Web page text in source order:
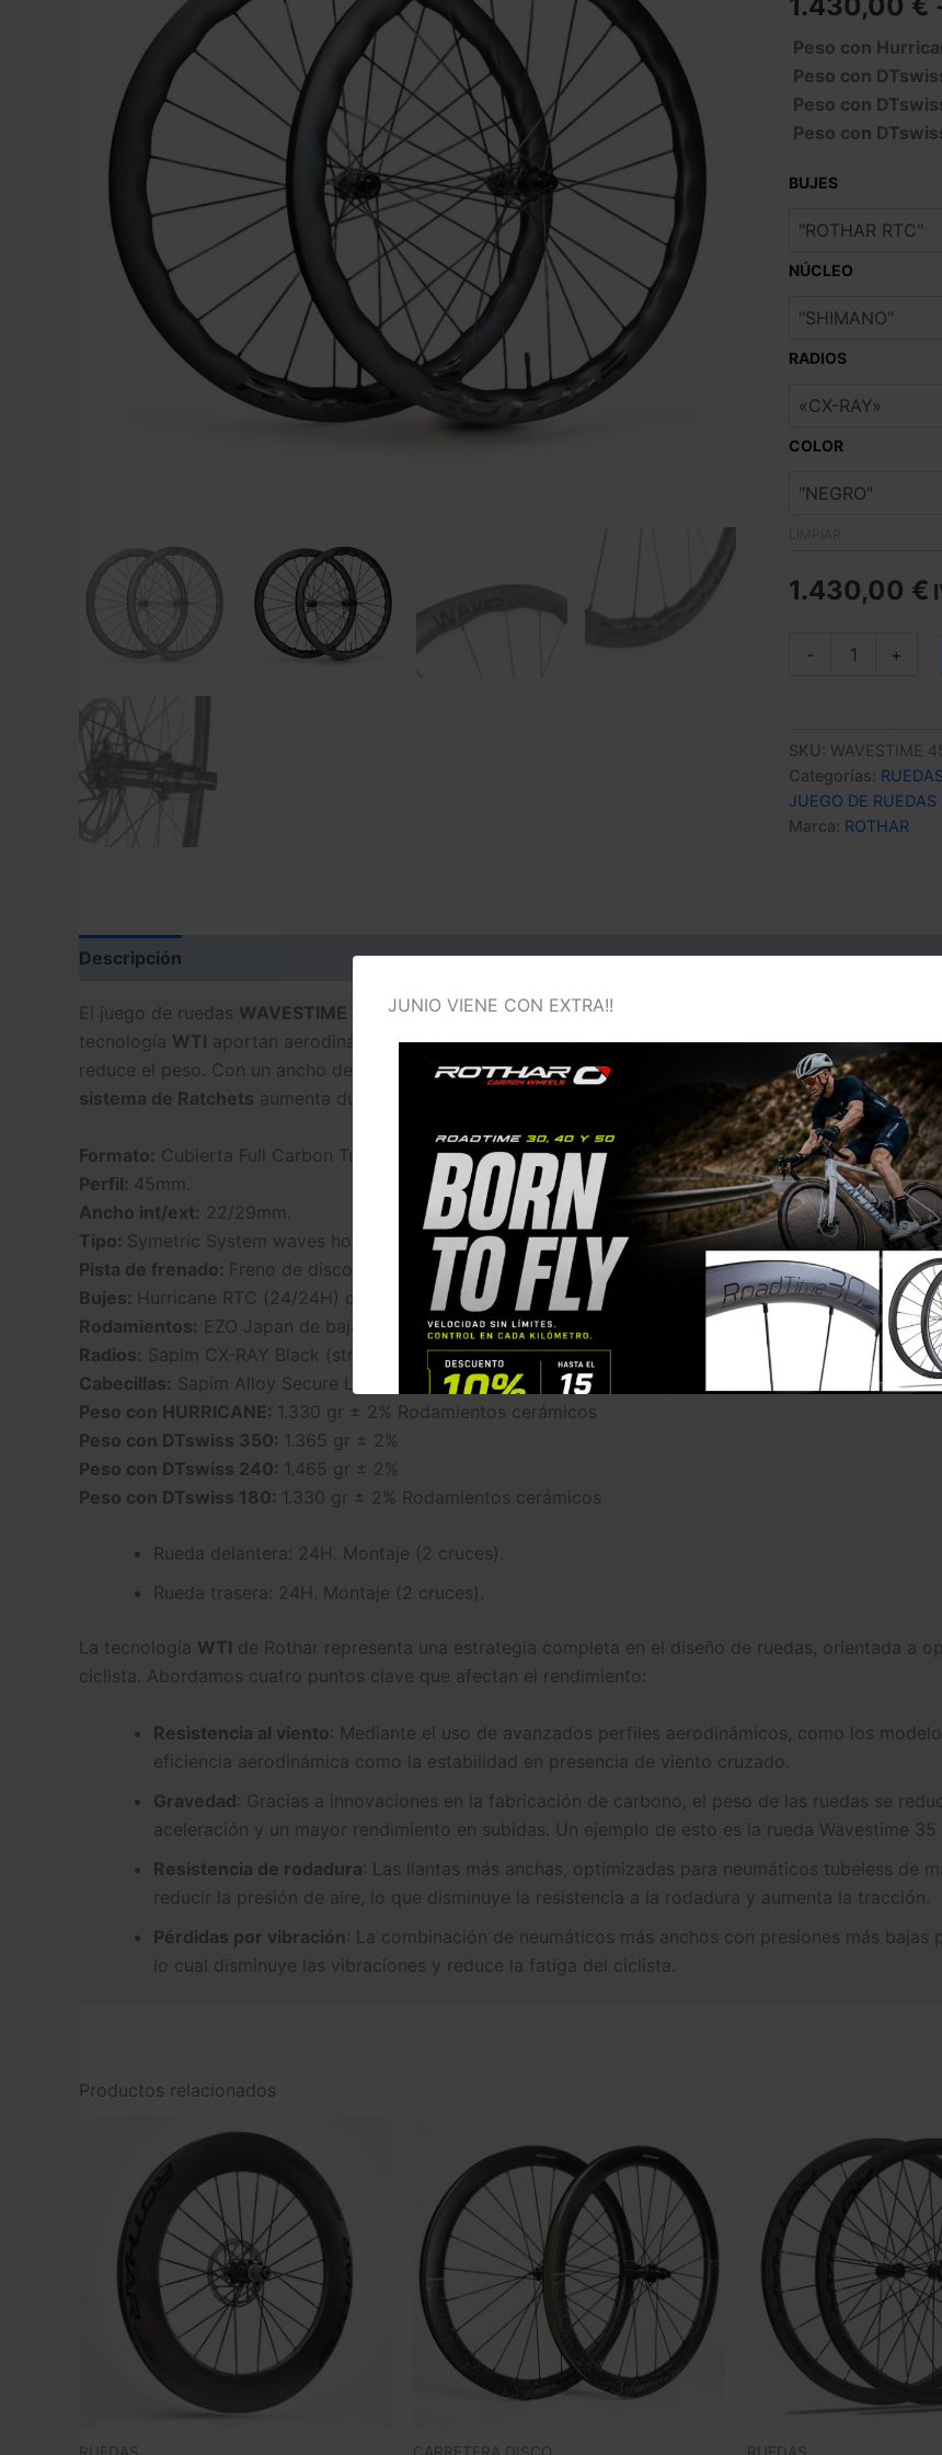
JUNIO VIENE CON EXTRA!!
Peso con
Peso con
Peso con
Peso con
BUJES
NÚCLEO
RADIOS
COLOR
1.430,00 €
- +
SKU: WAVESTIME
Categorías: RUEDAS
JUEGO DE RUEDAS
Marca: ROTHAR
Descripción Información adicional Valoraciones (0)
El juego de ruedas WAVESTIME de ROTHARestá diseñado para máxima velocidad y versatilidad en
tecnología WTI aportan aerodinámica y estabilidad en vientos cruzados. Gracias a los sistemas
reduce el peso. Con un ancho de 23 mm, permite usar neumáticos más anchos a menor presión,
sistema de Ratchets aumenta durabilidad y reduce fricción.
Formato: Cubierta Full Carbon Tubeless Ready.
Perfil: 45mm.
Ancho int/ext: 22/29mm.
Tipo: Symetric System waves hookless.
Pista de frenado: Freno de disco (sin pista de frenado).
Bujes: Hurricane RTC (24/24H) con radios de tiro recto. Sistema de Ratchets.
Rodamientos: EZO Japan de baja fricción.
Radios: Sapim CX-RAY Black (straight pull)
Cabecillas: Sapim Alloy Secure Lock 16mm.
Peso con HURRICANE: 1.330 gr ± 2% Rodamientos cerámicos
Peso con DTswiss 350: 1.365 gr ± 2%
Peso con DTswiss 240: 1.465 gr ± 2%
Peso con DTswiss 180: 1.330 gr ± 2% Rodamientos cerámicos
Rueda delantera: 24H. Montaje (2 cruces).
Rueda trasera: 24H. Montaje (2 cruces).
La tecnología WTI de Rothar representa una estrategia completa en el diseño de ruedas, orientada a
ciclista. Abordamos cuatro puntos clave que afectan el rendimiento:
Resistencia al viento: Mediante el uso de avanzados perfiles aerodinámicos, como los
eficiencia aerodinámica como la estabilidad en presencia de viento cruzado.
Gravedad: Gracias a innovaciones en la fabricación de carbono, el peso de las ruedas se
aceleración y un mayor rendimiento en subidas. Un ejemplo de esto es la rueda Wavestime
Resistencia de rodadura: Las llantas más anchas, optimizadas para neumáticos tubeless de
reducir la presión de aire, lo que disminuye la resistencia a la rodadura y aumenta la tracción.
Pérdidas por vibración: La combinación de neumáticos más anchos con presiones más
lo cual disminuye las vibraciones y reduce la fatiga del ciclista.
Productos relacionados
RUEDAS CARRETERA DISCO RUEDAS